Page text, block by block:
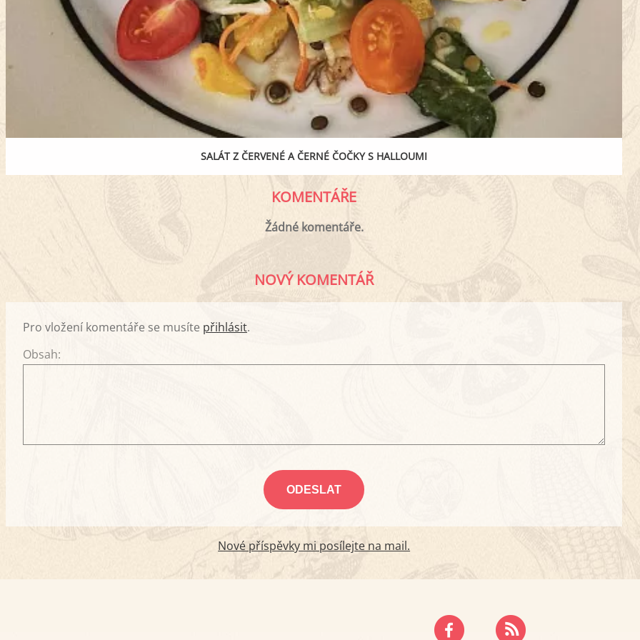
SALÁT Z ČERVENÉ A ČERNÉ ČOČKY S HALLOUMI
KOMENTÁŘE
Žádné komentáře.
NOVÝ KOMENTÁŘ
Pro vložení komentáře se musíte přihlásit.
Obsah:
Nové příspěvky mi posílejte na mail.